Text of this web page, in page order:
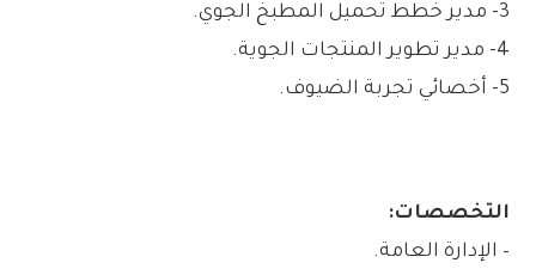
3- مدير خطط تحميل المطبخ الجوي.
4- مدير تطوير المنتجات الجوية.
5- أخصائي تجربة الضيوف.
التخصصات:
– الإدارة العامة.